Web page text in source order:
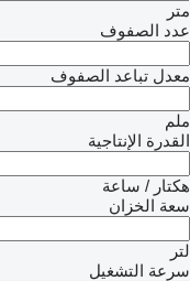
متر
عدد الصفوف
معدل تباعد الصفوف
ملم
القدرة الإنتاجية
هكتار / ساعة
سعة الخزان
لتر
سرعة التشغيل